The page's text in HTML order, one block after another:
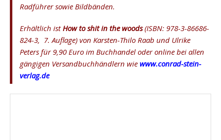
Radführer sowie Bildbänden.
Erhältlich istHow to shit in the woods(ISBN: 978-3-86686-
824-3, 7. Auflage) von Karsten-Thilo Raab und Ulrike
Peters für 9,90 Euro im Buchhandel oder online bei allen
gängigen Versandbuchhändlern wie www.conrad-stein-
verlag.de